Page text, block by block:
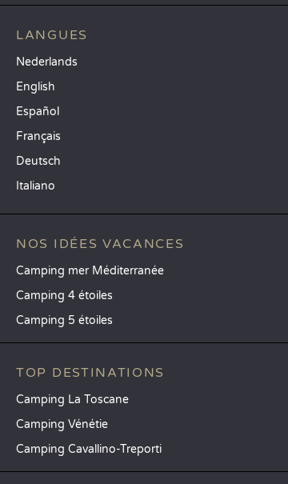
LANGUES
Nederlands
English
Español
Français
Deutsch
Italiano
NOS IDÉES VACANCES
Camping mer Méditerranée
Camping 4 étoiles
Camping 5 étoiles
TOP DESTINATIONS
Camping La Toscane
Camping Vénétie
Camping Cavallino-Treporti